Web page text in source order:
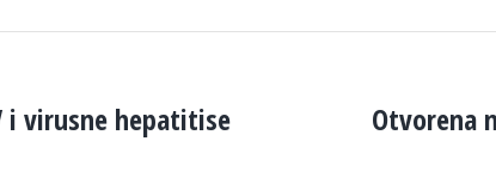
i virusne hepatitise
NextOtvorena